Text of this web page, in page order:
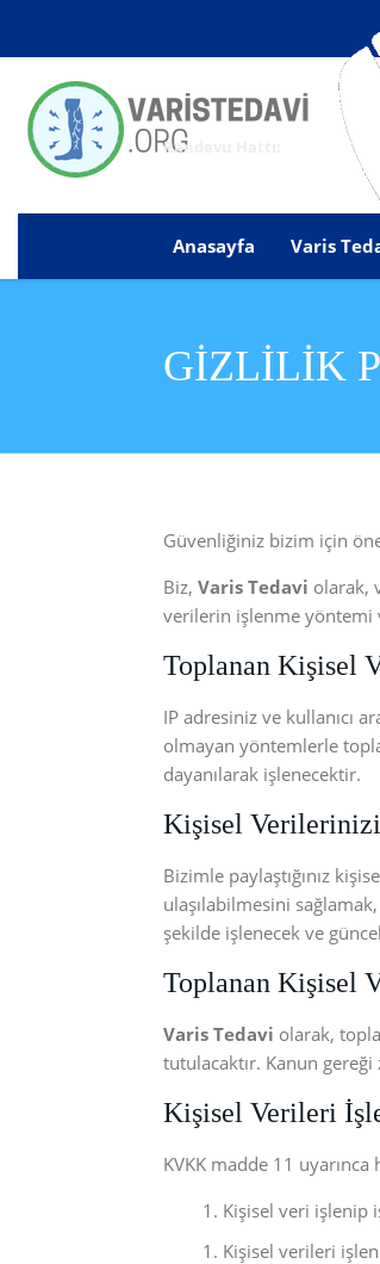
Randevu Hattı:
Anasayfa Varis
GIZLILIK
Güvenliğiniz bizim için
Biz, Varis Tedavi olarak,
verilerin işlenme yöntemi
Toplanan Kişisel
IP adresiniz ve kullanıcı
olmayan yöntemlerle
dayanılarak işlenecektir.
Kişisel
Bizimle paylaştığınız
ulaşılabilmesini
şekilde işlenecek ve
Toplanan Kişisel
Varis Tedavi olarak,
tutulacaktır. Kanun
Kişisel Verileri
KVKK madde 11
Kişisel veri işlenip
Kişisel verileri